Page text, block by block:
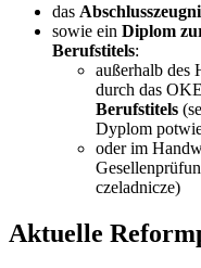
das
sowie ein Diplom
Berufstitels:
außerhalb des
durch das
Berufstitels
Dyplom
oder im
czeladnicze)
Aktuelle